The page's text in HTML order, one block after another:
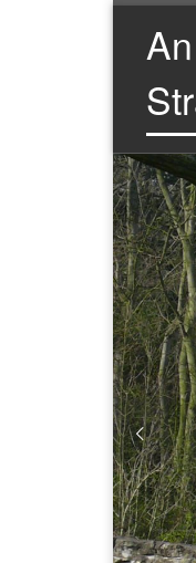
Zum Inhalt springen